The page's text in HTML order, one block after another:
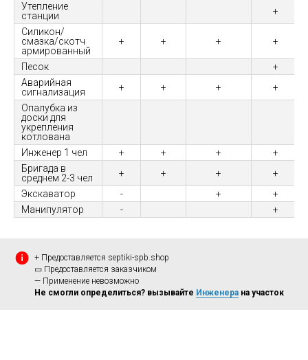
Утепление
станции
+
Силикон/
смазка/скотч
армированный
+ + + +
Песок
+
Аварийная
сигнализация
+ + +
+
Опалубка из
доски для
укрепления
котлована
Инженер 1 чел
+ + +
+
Бригада в
среднем 2-3 чел
+ + +
+
Экскаватор
- +
+
Манипулятор
- +
+ Предоставляется septiki-spb.shop
▭ Предоставляется заказчиком
— Применение невозможно
Не смогли определиться? вызывайте Инженера на участок